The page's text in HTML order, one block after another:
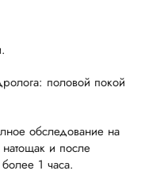
половой покой
обследование на
и после
1 часа.